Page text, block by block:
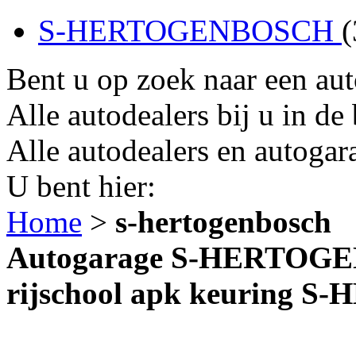
S-HERTOGENBOSCH
Bent u op zoek naar een
Alle autodealers bij u in
Alle autodealers en
U bent hier:
Home > s-hertogenbosch
Autogarage S-
rijschool apk keuring S-